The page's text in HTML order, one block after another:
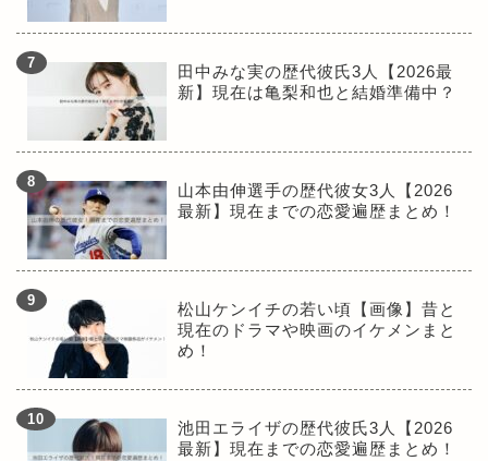
田中みな実の歴代彼氏3人【2026最
新】現在は亀梨和也と結婚準備中？
山本由伸選手の歴代彼女3人【2026
最新】現在までの恋愛遍歴まとめ！
松山ケンイチの若い頃【画像】昔と
現在のドラマや映画のイケメンまと
め！
池田エライザの歴代彼氏3人【2026
最新】現在までの恋愛遍歴まとめ！